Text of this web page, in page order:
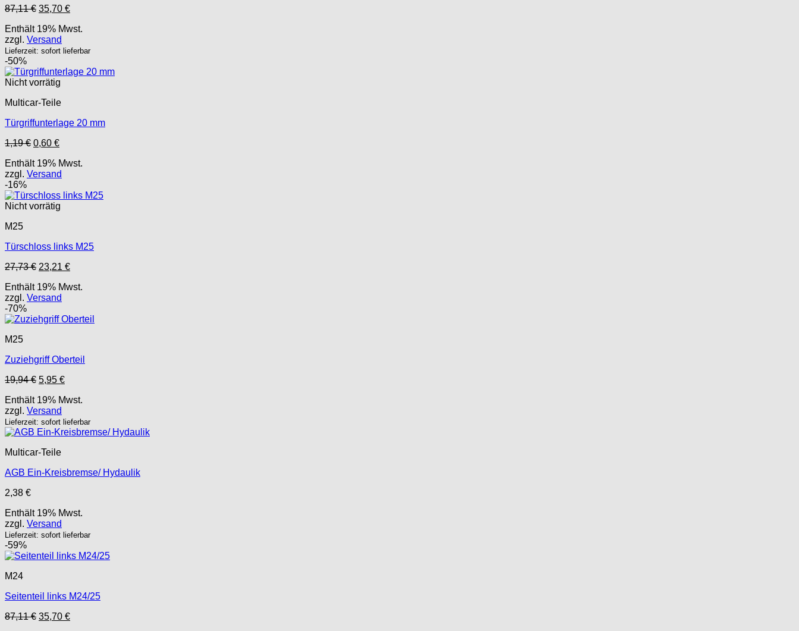
87,11€ Ursprünglicher
war:
87,11 €
35,70 €Aktueller
ist:
Enthält 19% Mwst.
zzgl. Versand
Lieferzeit: sofort lieferbar
-50%
Nicht vorrätig
Multicar-Teile
Türgriffunterlage 20 mm
1,19€ Ursprünglicher
war:
1,19 €
0,60 €Aktueller
ist:
0,60 €.
Enthält 19% Mwst.
zzgl. Versand
-16%
Nicht vorrätig
M25
Türschloss links M25
27,73€ Ursprünglicher
war:
27,73 €
23,21 €Aktueller
ist:
Enthält 19% Mwst.
zzgl. Versand
-70%
M25
Zuziehgriff Oberteil
19,94€ Ursprünglicher
war:
19,94 €
5,95 €Aktueller
ist:
Enthält 19% Mwst.
zzgl. Versand
Lieferzeit: sofort lieferbar
Multicar-Teile
AGB Ein-Kreisbremse/ Hydaulik
2,38 €
Enthält 19% Mwst.
zzgl. Versand
Lieferzeit: sofort lieferbar
-59%
M24
Seitenteil links M24/25
87,11€ Ursprünglicher
35,70 €Aktueller